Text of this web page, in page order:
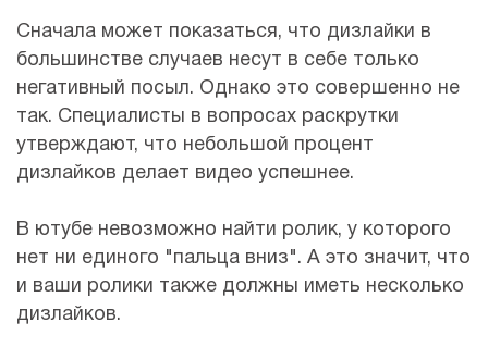
Сначала может показаться, что дизлайки в
большинстве случаев несут в себе только
негативный посыл. Однако это совершенно не
так. Специалисты в вопросах раскрутки
утверждают, что небольшой процент
дизлайков делает видео успешнее.
В ютубе невозможно найти ролик, у которого
нет ни единого "пальца вниз". А это значит, что
и ваши ролики также должны иметь несколько
дизлайков.